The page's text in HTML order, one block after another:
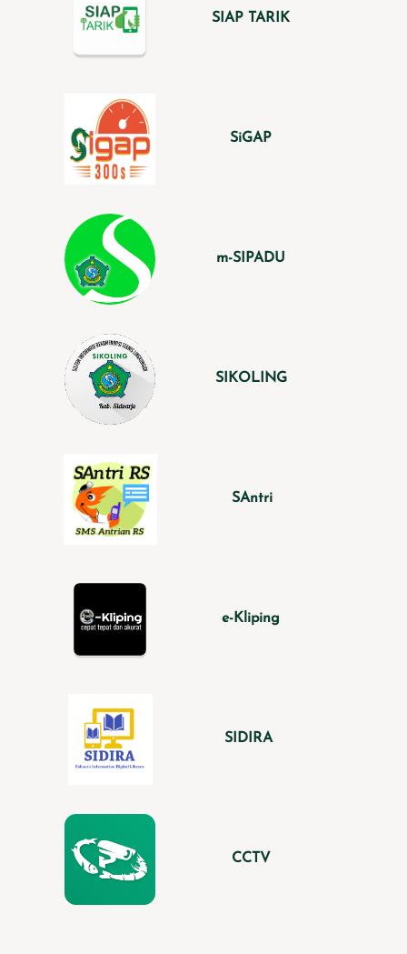
SIAP TARIK
SiGAP
m-SIPADU
SIKOLING
SAntri
e-Kliping
SIDIRA
CCTV